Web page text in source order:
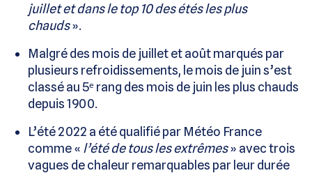
juillet et dans le top 10 des étés les plus
chauds».
Malgré des mois de juillet et août marqués par
plusieurs refroidissements, le mois de juin s’est
classé au 5ᵉ rang des mois de juin les plus chauds
depuis 1900.
L’été 2022 a été qualifié par Météo France
comme « l’été de tous les extrêmes» avec trois
vagues de chaleur remarquables par leur durée